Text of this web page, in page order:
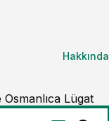
Hakkında
Lügat